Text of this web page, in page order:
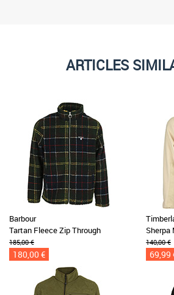
ARTICLES
Barbour
Tartan Fleece Zip Through
185,00 €
180,00 €
Sherpa
140,00 €
69,99